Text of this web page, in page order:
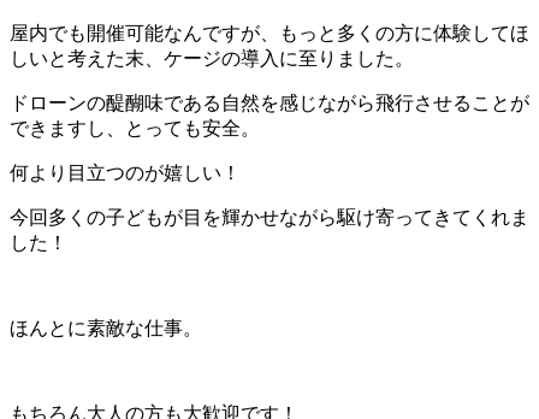
屋内でも開催可能なんですが、もっと多くの方に体験してほ
しいと考えた末、ケージの導入に至りました。
ドローンの醍醐味である自然を感じながら飛行させることが
できますし、とっても安全。
何より目立つのが嬉しい！
今回多くの子どもが目を輝かせながら駆け寄ってきてくれま
した！
ほんとに素敵な仕事。
もちろん大人の方も大歓迎です！